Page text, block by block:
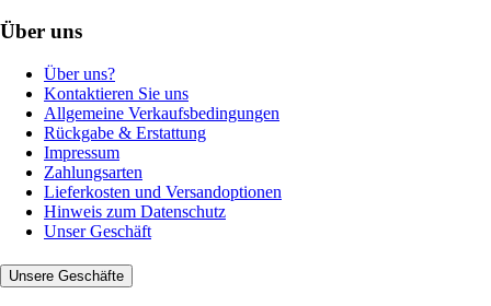
Über uns
Über uns?
Kontaktieren Sie uns
Allgemeine Verkaufsbedingungen
Rückgabe & Erstattung
Impressum
Zahlungsarten
Lieferkosten und Versandoptionen
Hinweis zum Datenschutz
Unser Geschäft
Unsere Geschäfte